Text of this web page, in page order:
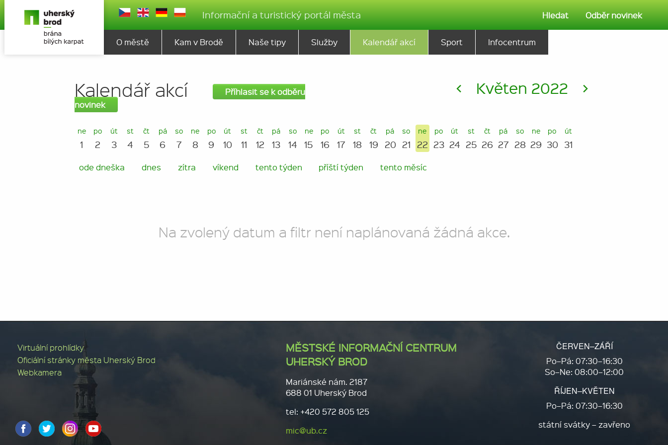
Informační a turistický portál města Hledat Odběr novinek
O městě Kam v Brodě Naše tipy Služby Kalendář akcí Sport Infocentrum
Kalendář akcí
Příhlasit se k odběru
novinek
< Květen 2022 >
ne
1
po
2
út
3
st
4
čt
5
pá
6
so
7
ne
8
po
9
út
10
st
11
čt
12
pá
13
so
14
ne
15
po
16
út
17
st
18
čt
19
pá
20
so
21
ne
22
po
23
út
24
st
25
čt
26
pá
27
so
28
ne
29
po
30
út
31
ode dneška dnes zítra víkend tento týden příští týden tento měsíc
Na zvolený datum a filtr není naplánovaná žádná akce.
Virtuální prohlídky
Oficiální stránky města Uherský Brod
Webkamera
MĚSTSKÉ INFORMAČNÍ CENTRUM
UHERSKÝ BROD
Mariánské nám. 2187
688 01 Uherský Brod
tel: +420 572 805 125
mic@ub.cz
ČERVEN–ZÁŘÍ
Po–Pá: 07:30–16:30
So–Ne: 08:00–12:00
ŘÍJEN–KVĚTEN
Po–Pá: 07:30–16:30
státní svátky – zavřeno